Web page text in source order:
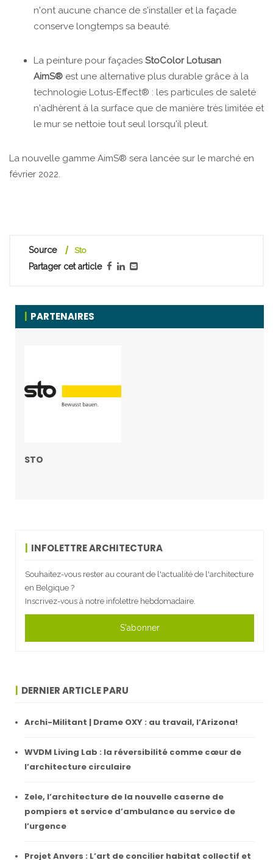
n'ont aucune chance de s'installer et la façade
conserve longtemps sa beauté.
La peinture pour façades StoColor Lotusan
AimS® est une alternative plus durable grâce à la
technologie Lotus-Effect® : les particules de saleté
n'adhèrent à la surface que de manière très limitée et
le mur se nettoie tout seul lorsqu'il pleut.
La nouvelle gamme AimS® sera lancée sur le marché en
février 2022.
Source Sto
Partager cet article
PARTENAIRES
STO
INFOLETTRE ARCHITECTURA
Souhaitez-vous rester au courant de l'actualité de l'architecture
en Belgique ?
Inscrivez-vous à notre infolettre hebdomadaire.
S'abonner
DERNIER ARTICLE PARU
Archi-Militant | Drame OXY : au travail, l’Arizona!
WVDM Living Lab : la réversibilité comme cœur de
l’architecture circulaire
Zele, l’architecture de la nouvelle caserne de
pompiers et service d’ambulance au service de
l’urgence
Projet Anvers : L’art de concilier habitat collectif et